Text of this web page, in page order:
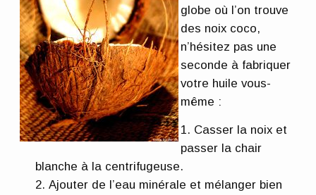
globe où l’on trouve
des noix coco,
n’hésitez pas une
seconde à fabriquer
votre huile vous-
même :
Casser la noix et
passer la chair
blanche à la centrifugeuse.
Ajouter de l’eau minérale et mélanger bien